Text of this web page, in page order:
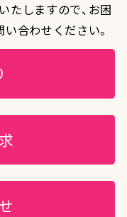
たしますので、お困
合わせください。